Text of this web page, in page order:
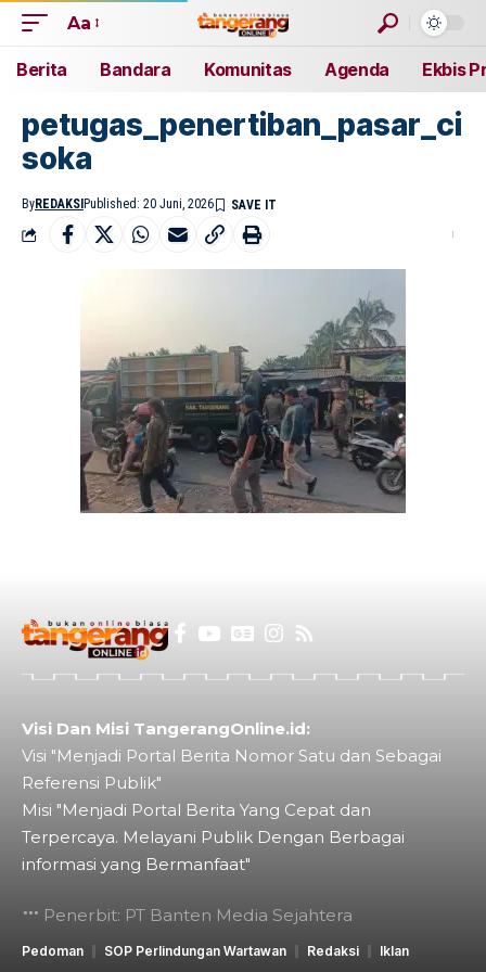
Aa
Berita Bandara Komunitas Agenda Ekbis
petugas_penertiban_pasar_ci
soka
ByREDAKSI Published: 20 Juni, 2026
Visi Dan Misi TangerangOnline.id:
Visi "Menjadi Portal Berita Nomor Satu dan Sebagai
Referensi Publik"
Misi "Menjadi Portal Berita Yang Cepat dan
Terpercaya. Melayani Publik Dengan Berbagai
informasi yang Bermanfaat"
Penerbit: PT Banten Media Sejahtera
Pedoman SOP Perlindungan Wartawan Redaksi Iklan